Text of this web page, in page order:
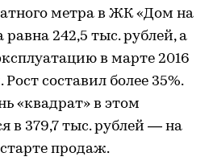
метра в ЖК «Дом на
242,5 тыс. рублей, а
в марте 2016
составил более 35%.
«квадрат» в этом
в 379,7 тыс. рублей — на
продаж.